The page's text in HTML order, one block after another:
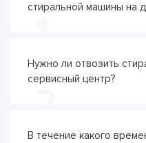
стиральной машины на
Нужно ли отвозить
сервисный центр?
В течение какого